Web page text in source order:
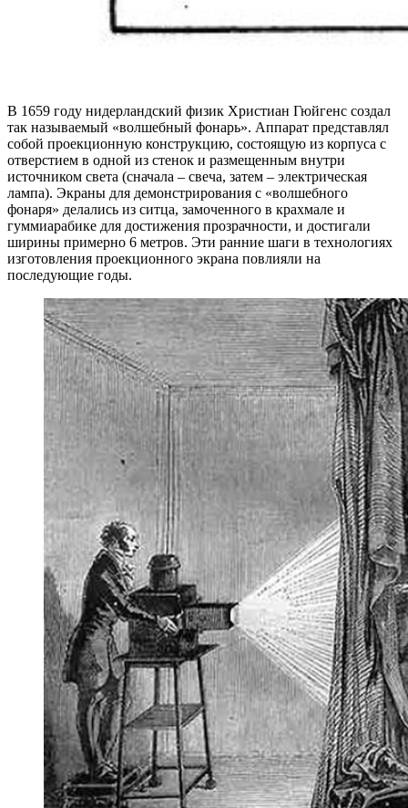
В 1659 году нидерландский физик Христиан Гюйгенс создал
так называемый «волшебный фонарь». Аппарат представлял
собой проекционную конструкцию, состоящую из корпуса с
отверстием в одной из стенок и размещенным внутри
источником света (сначала – свеча, затем – электрическая
лампа). Экраны для демонстрирования с «волшебного
фонаря» делались из ситца, замоченного в крахмале и
гуммиарабике для достижения прозрачности, и достигали
ширины примерно 6 метров. Эти ранние шаги в технологиях
изготовления проекционного экрана повлияли на
последующие годы.